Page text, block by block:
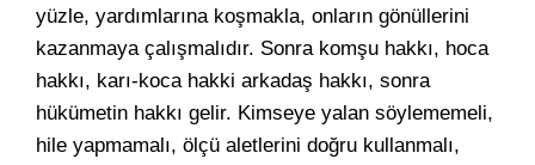
yüzle, yardımlarına koşmakla, onların gönüllerini
kazanmaya çalışmalıdır. Sonra komşu hakkı, hoca
hakkı, karı-koca hakki arkadaş hakkı, sonra
hükümetin hakkı gelir. Kimseye yalan söylememeli,
hile yapmamalı, ölçü aletlerini doğru kullanmalı,